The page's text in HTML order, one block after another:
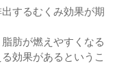
するむくみ効果が期
肪が燃えやすくなる
効果があるというこ